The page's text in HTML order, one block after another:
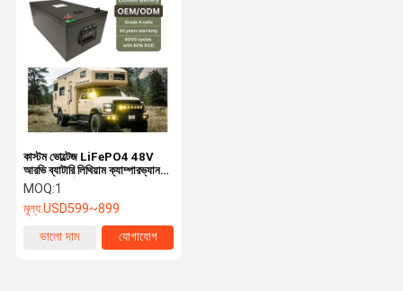
কাস্টম ভোল্টেজ LiFePO4 48V
আরভি ব্যাটারি লিথিয়াম ক্যাম্পারভ্যান
ব্যাটারি সম্পূর্ণ সুরক্ষা
MOQ:1
মূল্য:USD599~899
ভালো দাম
যোগাযোগ